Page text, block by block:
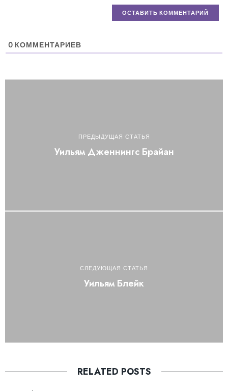
0 КОММЕНТАРИЕВ
ПРЕДЫДУЩАЯ СТАТЬЯ
Уильям Дженнингс Брайан
СЛЕДУЮЩАЯ СТАТЬЯ
Уильям Блейк
RELATED POSTS